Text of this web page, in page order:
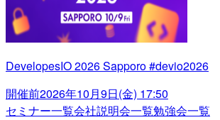
DevelopesIO 2026 Sapporo #devio2026
開催前2026年10月9日(金) 17:50
セミナー一覧会社説明会一覧勉強会一覧